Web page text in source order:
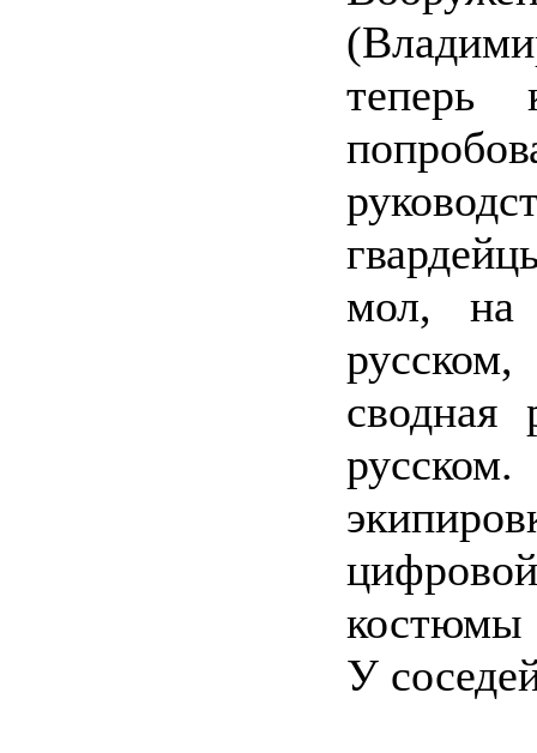
теперь
мол, на
сводная
костюмы
У